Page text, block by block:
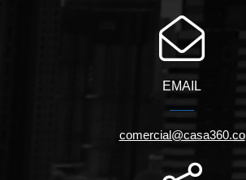
EMAIL
comercial@casa360.co